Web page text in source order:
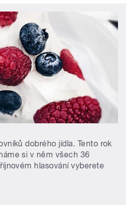
dobrého jídla. Tento rok
si v něm všech 36
hlasování vyberete